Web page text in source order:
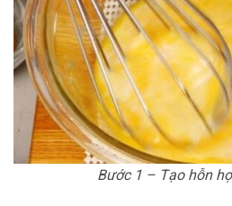
Bước 1 – Tạo hỗn